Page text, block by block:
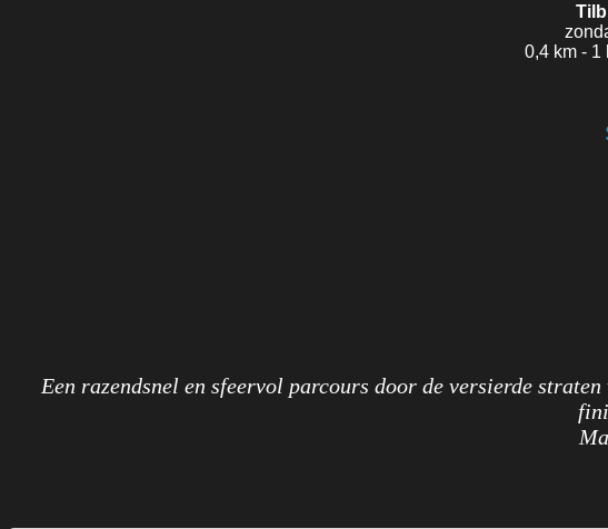
0,4 km - 1
Een razendsnel en sfeervol parcours door de versierde